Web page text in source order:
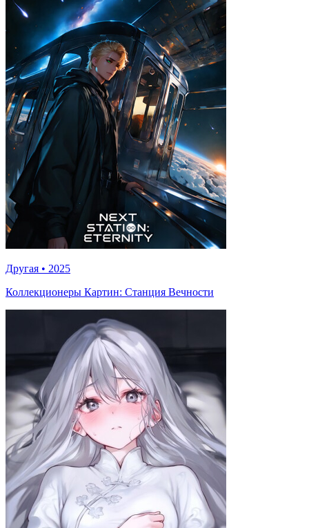
Другая • 2025
Коллекционеры Картин: Станция Вечности